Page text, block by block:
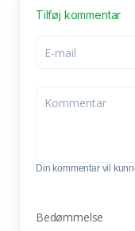
Tilføj kommentar
Din kommentar vil
Bedømmelse